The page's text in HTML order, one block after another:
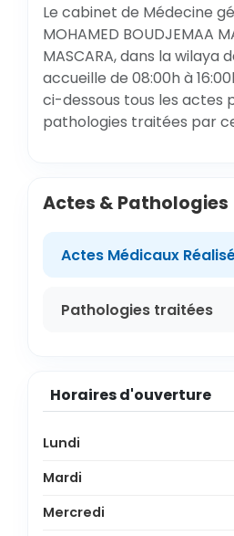
Le cabinet de Médecine
MOHAMED BOUDJEMAA
MASCARA, dans la wilaya
accueille de 08:00h à
ci-dessous tous les actes
pathologies traitées par
Actes & Pathologies
Actes Médicaux
Pathologies traitées
Horaires d'ouverture
Lundi
Mardi
Mercredi